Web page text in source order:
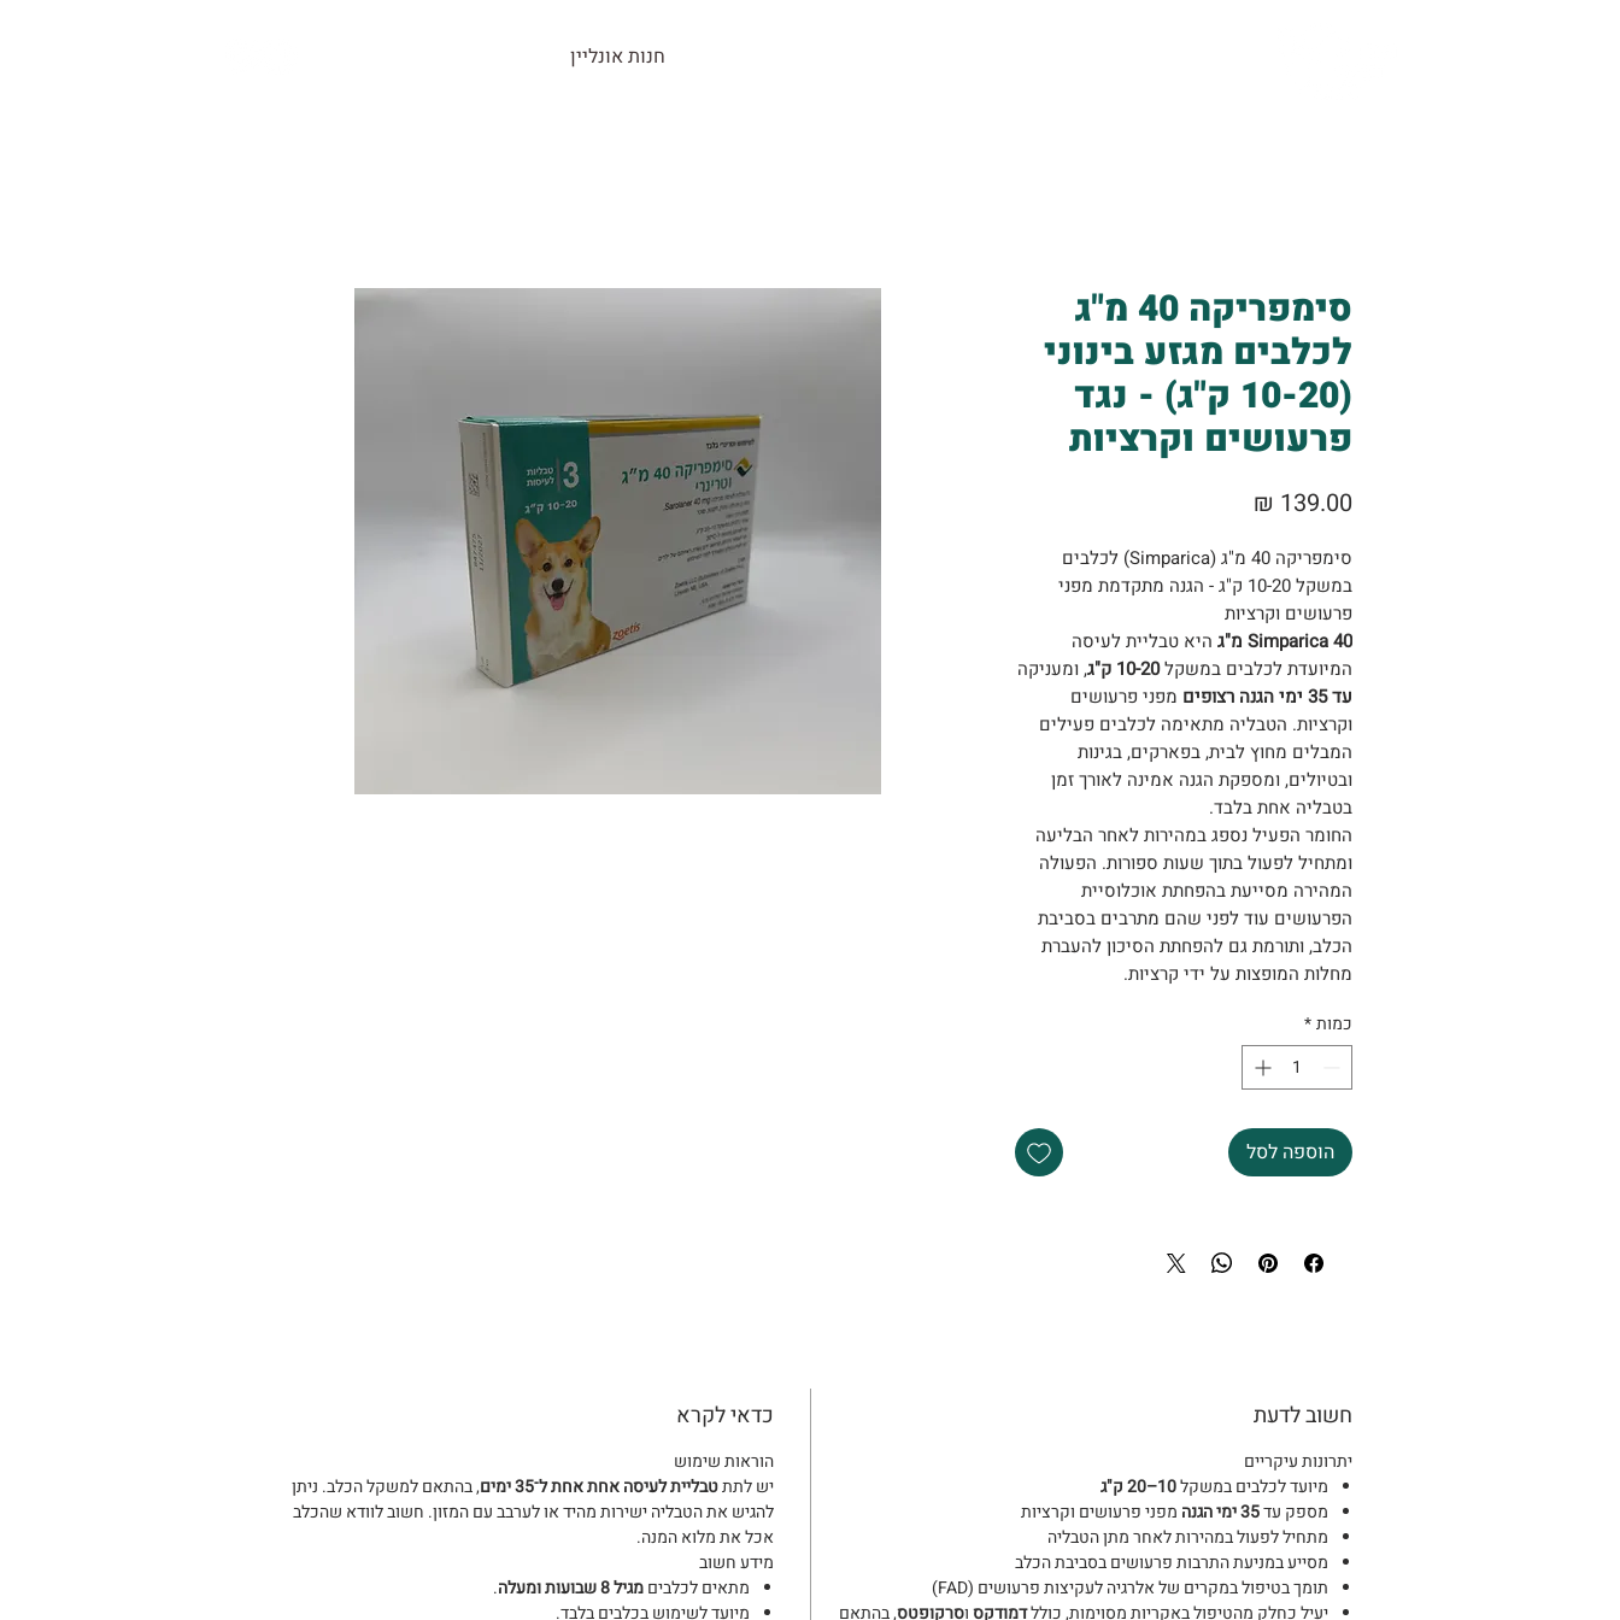
חנות אונליין
סימפריקה 40 מ"ג
לכלבים מגזע בינוני
(10-20 ק"ג) - נגד
פרעושים וקרציות
סימפריקה 40 מ"ג (Simparica) לכלבים
במשקל 10-20 ק"ג - הגנה מתקדמת מפני
פרעושים וקרציות
Simparica 40 מ"ג
היא טבליית לעיסה
המיועדת לכלבים במשקל10-20 ק"ג
, ומעניקה
עד 35 ימי הגנה רצופים
מפני פרעושים
וקרציות. הטבליה מתאימה לכלבים פעילים
המבלים מחוץ לבית, בפארקים, בגינות
ובטיולים, ומספקת הגנה אמינה לאורך זמן
בטבליה אחת בלבד.
החומר הפעיל נספג במהירות לאחר הבליעה
ומתחיל לפעול בתוך שעות ספורות. הפעולה
המהירה מסייעת בהפחתת אוכלוסיית
הפרעושים עוד לפני שהם מתרבים בסביבת
הכלב, ותורמת גם להפחתת הסיכון להעברת
מחלות המופצות על ידי קרציות.
כמות*
הוספה לסל
חשוב לדעת
יתרונות עיקריים
מיועד לכלבים במשקל10–20 ק"ג
מספק עד35 ימי הגנה
מפני פרעושים וקרציות
מתחיל לפעול במהירות לאחר מתן הטבליה
מסייע במניעת התרבות פרעושים בסביבת הכלב
תומך בטיפול במקרים של אלרגיה לעקיצות פרעושים (FAD)
יעיל כחלק מהטיפול באקריות מסוימות, כוללדמודקסוסרקופטס, בהתאם
כדאי לקרא
הוראות שימוש
יש לתתטבליית לעיסה אחת אחת ל־35 ימים
, בהתאם למשקל הכלב. ניתן
להגיש את הטבליה ישירות מהיד או לערבב עם המזון. חשוב לוודא שהכלב
אכל את מלוא המנה.
מידע חשוב
מתאים לכלביםמגיל 8 שבועות ומעלה
.
מיועד לשימוש בכלבים בלבד.